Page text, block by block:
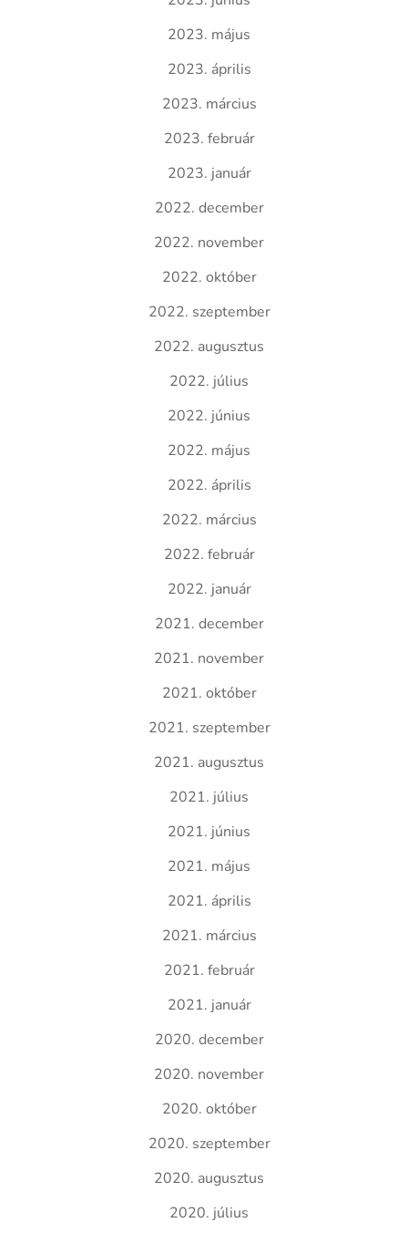
2023. május
2023. április
2023. március
2023. február
2023. január
2022. december
2022. november
2022. október
2022. szeptember
2022. augusztus
2022. július
2022. június
2022. május
2022. április
2022. március
2022. február
2022. január
2021. december
2021. november
2021. október
2021. szeptember
2021. augusztus
2021. július
2021. június
2021. május
2021. április
2021. március
2021. február
2021. január
2020. december
2020. november
2020. október
2020. szeptember
2020. augusztus
2020. július